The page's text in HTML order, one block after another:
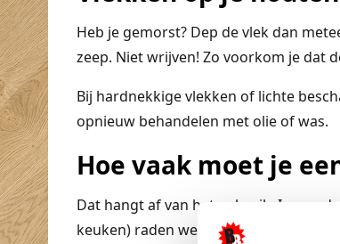
Heb je gemorst? Dep de vlek dan
zeep. Niet wrijven! Zo voorkom je dat
Bij hardnekkige vlekken of lichte
opnieuw behandelen met olie of was.
Hoe vaak moet je
Dat hangt af van het gebruik. In een
keuken) raden we aan om je vloer